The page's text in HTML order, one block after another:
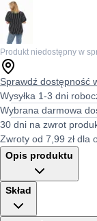
Produkt niedostępny w
Sprawdź dostępność
Wysyłka 1-3 dni
Wybrana darmowa
30 dni na zwrot
Zwroty od 7,99 zł dla
Opis produktu
Skład